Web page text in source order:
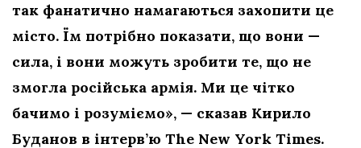
так фанатично намагаються захопити це
місто. Їм потрібно показати, що вони —
сила, і вони можуть зробити те, що не
змогла російська армія. Ми це чітко
бачимо і розуміємо», — сказав Кирило
Буданов в інтерв’ю The New York Times.